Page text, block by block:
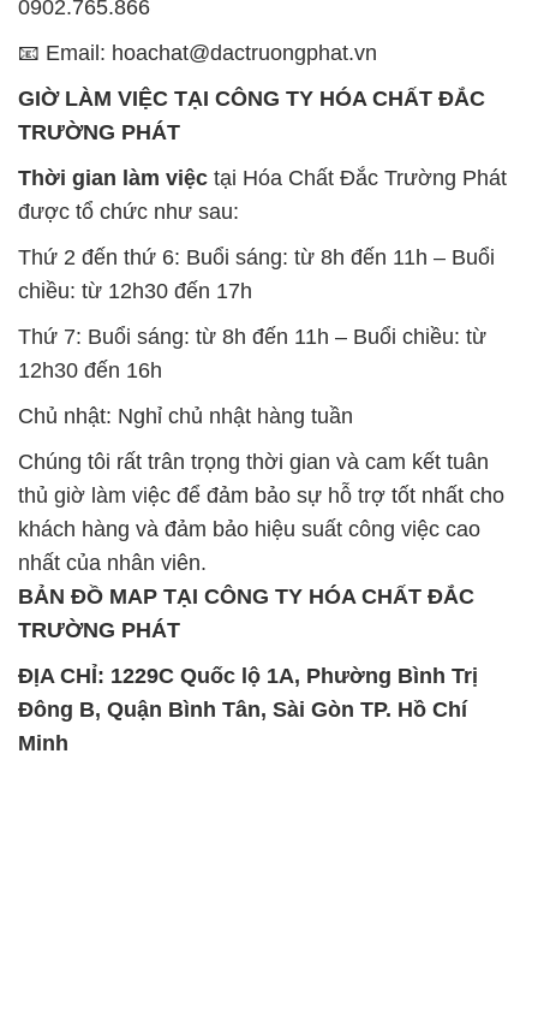
được tổ chức như sau:
Thứ 2 đến thứ 6: Buổi sáng: từ 8h đến 11h – Buổi
chiều: từ 12h30 đến 17h
Thứ 7: Buổi sáng: từ 8h đến 11h – Buổi chiều: từ
12h30 đến 16h
Chủ nhật: Nghỉ chủ nhật hàng tuần
thủ giờ làm việc để đảm bảo sự hỗ trợ tốt nhất cho
khách hàng và đảm bảo hiệu suất công việc cao
nhất của nhân viên.
BẢN ĐỒ MAP TẠI CÔNG TY HÓA CHẤT ĐẮC
TRƯỜNG PHÁT
ĐỊA CHỈ: 1229C Quốc lộ 1A, Phường Bình Trị
Đông B, Quận Bình Tân, Sài Gòn TP. Hồ Chí
Minh